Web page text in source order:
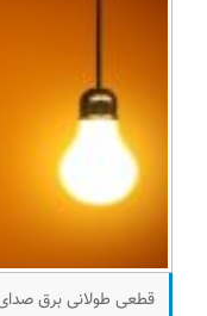
قطعی طولانی برق صدای